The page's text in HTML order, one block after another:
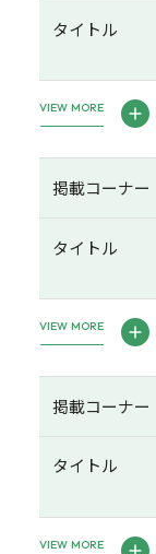
タイトル
VIEW MORE
掲載コーナー
タイトル
VIEW MORE
掲載コーナー
タイトル
VIEW MORE